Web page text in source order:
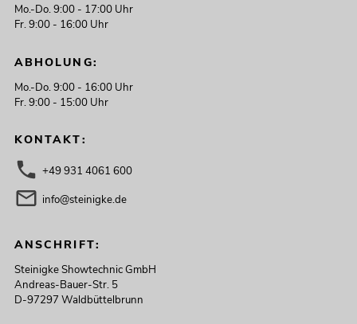
Mo.-Do. 9:00 - 17:00 Uhr
Fr. 9:00 - 16:00 Uhr
ABHOLUNG:
Mo.-Do. 9:00 - 16:00 Uhr
Fr. 9:00 - 15:00 Uhr
KONTAKT:
+49 931 4061 600
info@steinigke.de
ANSCHRIFT:
Steinigke Showtechnic GmbH
Andreas-Bauer-Str. 5
D-97297 Waldbüttelbrunn